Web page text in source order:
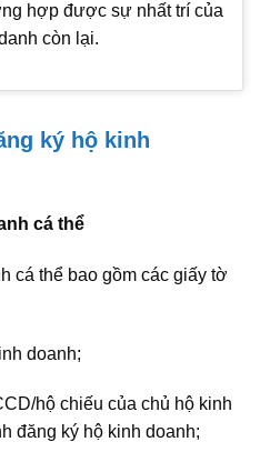
hợp được sự nhất trí của
còn lại.
ký hộ kinh
cá thể
cá thể bao gồm các giấy tờ
doanh;
hộ chiếu của chủ hộ kinh
đăng ký hộ kinh doanh;